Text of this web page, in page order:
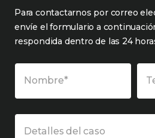
Para contactarnos por correo
envíe el formulario a
respondida dentro de las 24
Nombre*
Detalles del caso